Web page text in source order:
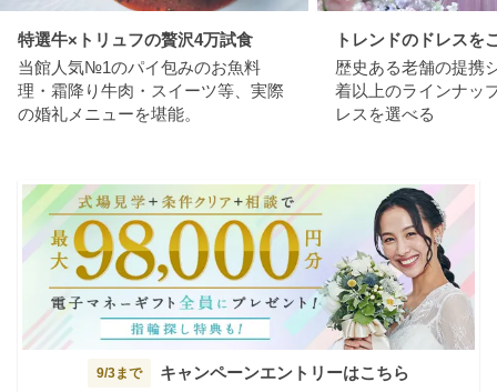
特選牛×トリュフの贅沢4万試食
当館人気№1のパイ包みのお魚料
理・霜降り牛肉・スイーツ等、実際
の婚礼メニューを堪能。
トレンドのドレスを
歴史ある老舗の提携
着以上のラインナッ
レスを選べる
9/3まで キャンペーンエントリーはこちら